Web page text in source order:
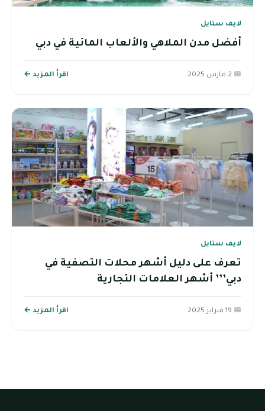
لايف ستايل
أفضل مدن الملاهي والألعاب المائية في دبي
📅 2 مارس 2025 اقرأ المزيد ←
لايف ستايل
تعرف على دليل أشهر محلات التصفية في
دبي’’’ أشهر العلامات التجارية
📅 19 فبراير 2025 اقرأ المزيد ←